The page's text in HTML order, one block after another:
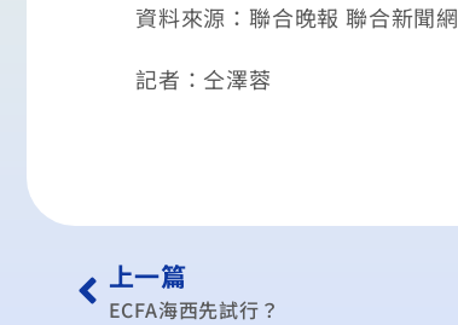
資料來源：聯合晚報 聯合新聞網
記者：仝澤蓉
上一篇
ECFA海西先試行？